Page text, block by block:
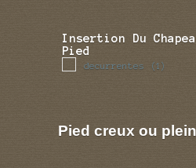
Insertion Du
Pied
decurrentes (1)
Pied creux ou plein